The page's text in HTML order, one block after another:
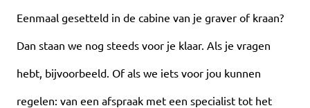
Eenmaal gesetteld in de cabine van je graver of kraan?
Dan staan we nog steeds voor je klaar. Als je vragen
hebt, bijvoorbeeld. Of als we iets voor jou kunnen
regelen: van een afspraak met een specialist tot het